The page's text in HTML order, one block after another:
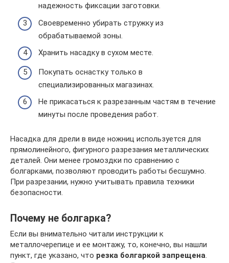
надежность фиксации заготовки.
Своевременно убирать стружку из
обрабатываемой зоны.
Хранить насадку в сухом месте.
Покупать оснастку только в
специализированных магазинах.
Не прикасаться к разрезанным частям в течение
минуты после проведения работ.
Насадка для дрели в виде ножниц используется для
прямолинейного, фигурного разрезания металлических
деталей. Они менее громоздки по сравнению с
болгарками, позволяют проводить работы бесшумно.
При разрезании, нужно учитывать правила техники
безопасности.
Почему не болгарка?
Если вы внимательно читали инструкции к
металлочерепице и ее монтажу, то, конечно, вы нашли
пункт, где указано, что резка болгаркой запрещена.